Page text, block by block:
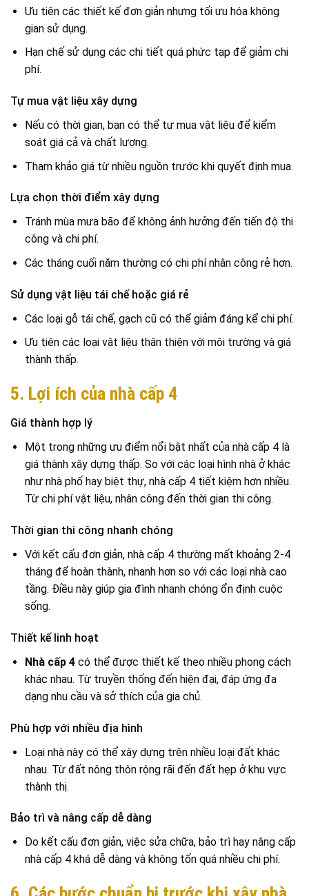
Ưu tiên các thiết kế đơn giản nhưng tối ưu hóa không
gian sử dụng.
Hạn chế sử dụng các chi tiết quá phức tạp để giảm chi
phí.
Tự mua vật liệu xây dựng
Nếu có thời gian, bạn có thể tự mua vật liệu để kiểm
soát giá cả và chất lượng.
Tham khảo giá từ nhiều nguồn trước khi quyết định mua.
Lựa chọn thời điểm xây dựng
Tránh mùa mưa bão để không ảnh hưởng đến tiến độ thi
công và chi phí.
Các tháng cuối năm thường có chi phí nhân công rẻ hơn.
Sử dụng vật liệu tái chế hoặc giá rẻ
Các loại gỗ tái chế, gạch cũ có thể giảm đáng kể chi phí.
Ưu tiên các loại vật liệu thân thiện với môi trường và giá
thành thấp.
5. Lợi ích của nhà cấp 4
Giá thành hợp lý
Một trong những ưu điểm nổi bật nhất của nhà cấp 4 là
giá thành xây dựng thấp. So với các loại hình nhà ở khác
như nhà phố hay biệt thự, nhà cấp 4 tiết kiệm hơn nhiều.
Từ chi phí vật liệu, nhân công đến thời gian thi công.
Thời gian thi công nhanh chóng
Với kết cấu đơn giản, nhà cấp 4 thường mất khoảng 2-4
tháng để hoàn thành, nhanh hơn so với các loại nhà cao
tầng. Điều này giúp gia đình nhanh chóng ổn định cuộc
sống.
Thiết kế linh hoạt
Nhà cấp 4có thể được thiết kế theo nhiều phong cách
khác nhau. Từ truyền thống đến hiện đại, đáp ứng đa
dạng nhu cầu và sở thích của gia chủ.
Phù hợp với nhiều địa hình
Loại nhà này có thể xây dựng trên nhiều loại đất khác
nhau. Từ đất nông thôn rộng rãi đến đất hẹp ở khu vực
thành thị.
Bảo trì và nâng cấp dễ dàng
Do kết cấu đơn giản, việc sửa chữa, bảo trì hay nâng cấp
nhà cấp 4 khá dễ dàng và không tốn quá nhiều chi phí.